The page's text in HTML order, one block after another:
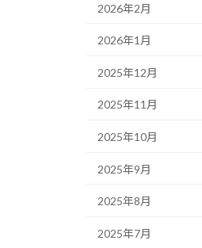
2026年2月
2026年1月
2025年12月
2025年11月
2025年10月
2025年9月
2025年8月
2025年7月